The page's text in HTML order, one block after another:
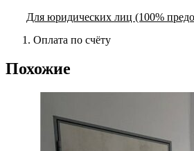
Для юридических лиц (100%
Оплата по счёту
Похожие